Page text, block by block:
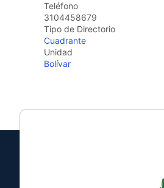
Teléfono
3104458679
Tipo de Directorio
Cuadrante
Unidad
Bolívar